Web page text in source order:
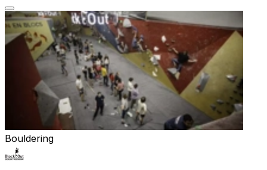
Bouldering